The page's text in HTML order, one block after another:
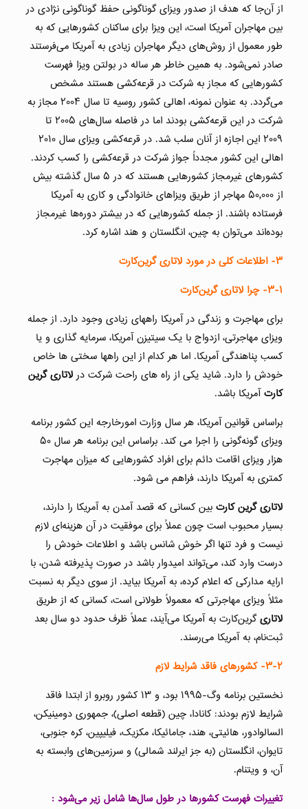
از آن‌جا که هدف از صدور ویزای گوناگونی حفظ گوناگونی نژادی در
بین مهاجران آمریکا است، این ویزا برای ساکنان کشورهایی که به
طور معمول از روش‌های دیگر مهاجران زیادی به آمریکا می‌فرستند
صادر نمی‌شود. به همین خاطر هر ساله در بولتن ویزا فهرست
کشورهایی که مجاز به شرکت در قرعه‌کشی هستند مشخص
می‌گردد. به عنوان نمونه، اهالی کشور روسیه تا سال ۲۰۰۴ مجاز به
شرکت در این قرعه‌کشی بودند اما در فاصله سال‌های ۲۰۰۵ تا
۲۰۰۹ این اجازه از آنان سلب شد. در قرعه‌کشی ویزای سال ۲۰۱۰
اهالی این کشور مجدداً جواز شرکت در قرعه‌کشی را کسب کردند.
کشورهای غیرمجاز کشورهایی هستند که در ۵ سال گذشته بیش
از ۵۰٫۰۰۰ مهاجر از طریق ویزاهای خانوادگی و کاری به آمریکا
فرستاده باشند. از جمله کشورهایی که در بیشتر دوره‌ها غیرمجاز
بوده‌اند می‌توان به چین، انگلستان و هند اشاره کرد.
۳- اطلاعات کلی در مورد لاتاری گرین‌کارت
۳-۱- چرا لاتاری گرین‌کارت
برای مهاجرت و زندگی در آمریکا راههای زیادی وجود دارد. از جمله
ویزای مهاجرتی، ازدواج با یک سیتیزن آمریکا، سرمایه گذاری و یا
کسب پناهندگی آمریکا. اما هر کدام از این راهها سختی ها خاص
خودش را دارد. شاید یکی از راه های راحت شرکت درلاتاری گرین
کارتآمریکا باشد.
براساس قوانین آمریکا، هر سال وزارت امورخارجه این کشور برنامه
ویزای گونه‌گونی را اجرا می کند. براساس این برنامه هر سال ۵۰
هزار ویزای اقامت دائم برای افراد کشورهایی که میزان مهاجرت
کمتری به آمریکا دارند، فراهم می شود.
لاتاری گرین کارتبین کسانی که قصد آمدن به آمریکا را دارند،
بسیار محبوب است چون عملاً برای موفقیت در آن هزینه‌ای لازم
نیست و فرد تنها اگر خوش شانس باشد و اطلاعات خودش را
درست وارد کند، می‌تواند امیدوار باشد در صورت پذیرفته شدن، با
ارایه مدارکی که اعلام کرده، به آمریکا بیاید. از سوی دیگر به نسبت
مثلاً ویزای مهاجرتی که معمولاً طولانی است، کسانی که از طریق
لاتاریگرین‌کارت به آمریکا می‌آیند، عملاً ظرف حدود دو سال بعد
ثبت‌نام، به آمریکا می‌رسند.
۳-۲- کشورهای فاقد شرایط لازم
نخستین برنامه وگ-۱۹۹۵ بود، و ۱۳ کشور روبرو از ابتدا فاقد
شرایط لازم بودند: کانادا، چین (قطعه اصلی)، جمهوری دومینیکن،
السالوادور، هائیتی، هند، جامائیکا، مکزیک، فیلیپین، کره جنوبی،
تایوان، انگلستان (به جز ایرلند شمالی) و سرزمین‌های وابسته به
آن، و ویتنام.
تغییرات فهرست کشورها در طول سال‌ها شامل زیر می‌شود: